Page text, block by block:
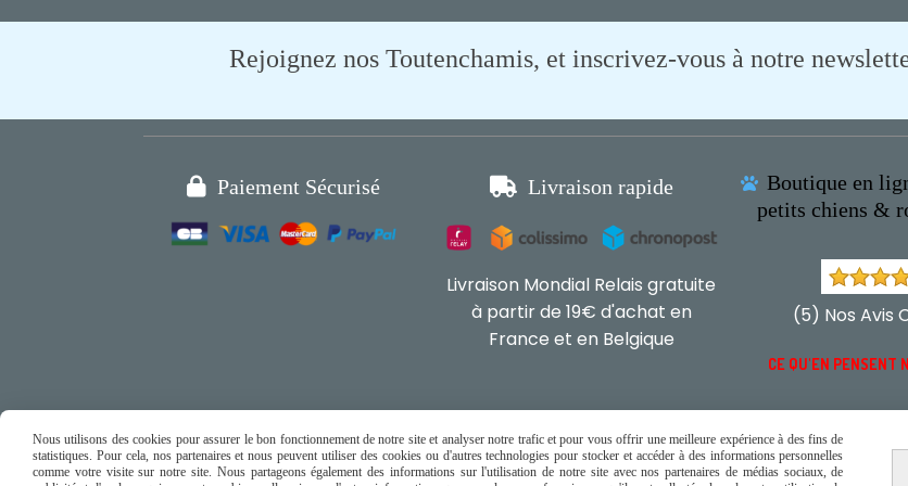
Rejoignez nos Toutenchamis, et inscrivez-vous à notre
 Paiement Sécurisé  Livraison rapide
Livraison Mondial Relais gratuite
à partir de 19€ d'achat en
France et en Belgique
 Boutique en
petits chiens &
(5) Nos Avis
CE QU'EN PENSENT
Nous utilisons des cookies pour assurer le bon fonctionnement de notre site et analyser notre trafic et pour vous offrir une meilleure expérience à des fins de
statistiques. Pour cela, nos partenaires et nous peuvent utiliser des cookies ou d'autres technologies pour stocker et accéder à des informations personnelles
comme votre visite sur notre site. Nous partageons également des informations sur l'utilisation de notre site avec nos partenaires de médias sociaux, de